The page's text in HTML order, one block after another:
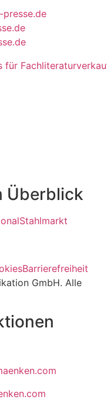
presse.de
Überblick
Stahlmarkt
Barrierefreiheit
GmbH. Alle